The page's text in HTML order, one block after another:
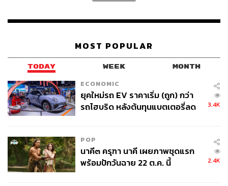
49
THE STANDARD TEAM
กองบรรณาธิการ THE STANDARD
MOST POPULAR
TODAY WEEK MONTH
ECONOMIC
ยุคใหม่รถ EV ราคาเริ่ม (ถูก) กว่า
รถไฮบริด หลังต้นทุนแบตเตอรี่ลด
3.4K
POP
นาคี๓ ครุฑา นาคี เผยภาพชุดแรก
พร้อมปักวันฉาย 22 ต.ค. นี้
2.4K